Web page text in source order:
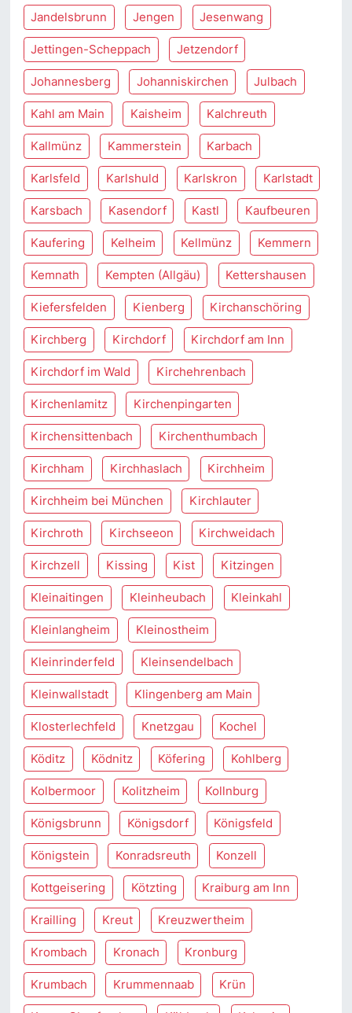
Jandelsbrunn Jengen Jesenwang
Jettingen-Scheppach Jetzendorf
Johannesberg Johanniskirchen Julbach
Kahl am Main Kaisheim Kalchreuth
Kallmünz Kammerstein Karbach
Karlsfeld Karlshuld Karlskron Karlstadt
Karsbach Kasendorf Kastl Kaufbeuren
Kaufering Kelheim Kellmünz Kemmern
Kemnath Kempten (Allgäu) Kettershausen
Kiefersfelden Kienberg Kirchanschöring
Kirchberg Kirchdorf Kirchdorf am Inn
Kirchdorf im Wald Kirchehrenbach
Kirchenlamitz Kirchenpingarten
Kirchensittenbach Kirchenthumbach
Kirchham Kirchhaslach Kirchheim
Kirchheim bei München Kirchlauter
Kirchroth Kirchseeon Kirchweidach
Kirchzell Kissing Kist Kitzingen
Kleinaitingen Kleinheubach Kleinkahl
Kleinlangheim Kleinostheim
Kleinrinderfeld Kleinsendelbach
Kleinwallstadt Klingenberg am Main
Klosterlechfeld Knetzgau Kochel
Köditz Ködnitz Köfering Kohlberg
Kolbermoor Kolitzheim Kollnburg
Königsbrunn Königsdorf Königsfeld
Königstein Konradsreuth Konzell
Kottgeisering Kötzting Kraiburg am Inn
Krailling Kreut Kreuzwertheim
Krombach Kronach Kronburg
Krumbach Krummennaab Krün